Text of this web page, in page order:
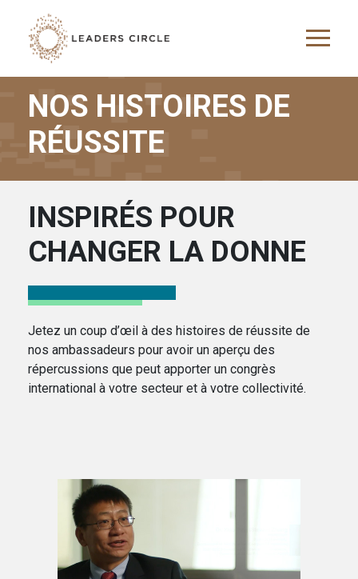
Skip to main content
NOS HISTOIRES DE
RÉUSSITE
INSPIRÉS POUR
CHANGER LA DONNE
Jetez un coup d’œil à des histoires de réussite de
nos ambassadeurs pour avoir un aperçu des
répercussions que peut apporter un congrès
international à votre secteur et à votre collectivité.